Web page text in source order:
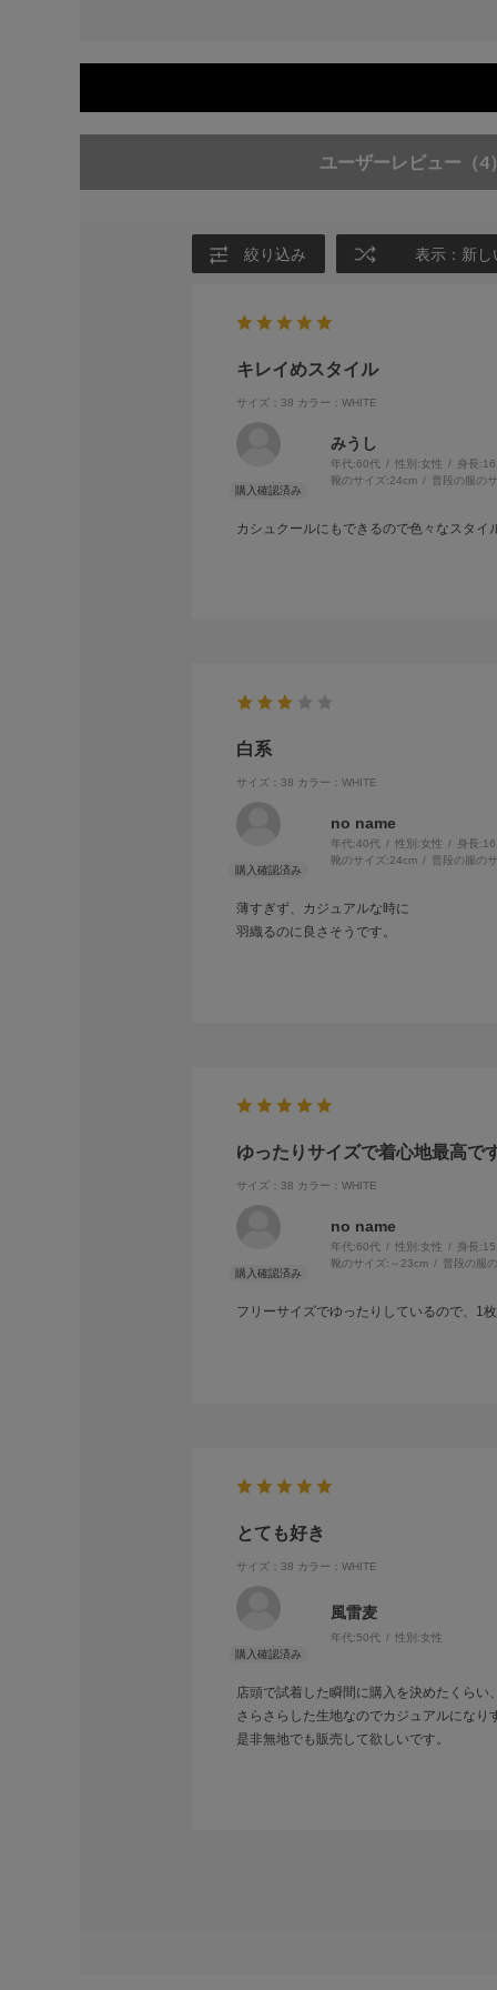
ユーザーレビュー （4
絞り込み 表示：新し
キレイめスタイル
サイズ：38 カラー：WHITE
みうし
年代:60代 性別:女性 身長:
靴のサイズ:24cm 普段の服の
カシュクールにもできるので色々なスタ
白系
サイズ：38 カラー：WHITE
no name
年代:40代 性別:女性 身長:
靴のサイズ:24cm 普段の服の
薄すぎず、カジュアルな時に
羽織るのに良さそうです。
ゆったりサイズで着心地最高で
サイズ：38 カラー：WHITE
no name
年代:60代 性別:女性 身長:
靴のサイズ: ～23cm 普段の服
フリーサイズでゆったりしているので、1
とても好き
サイズ：38 カラー：WHITE
風雷麦
年代:50代 性別:女性
店頭で試着した瞬間に購入を決めたくら
さらさらした生地なのでカジュアルにな
是非無地でも販売して欲しいです。